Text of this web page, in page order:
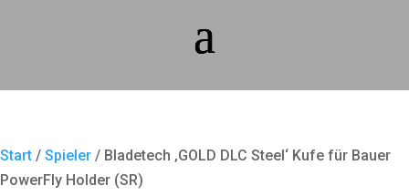
Start / Spieler / Bladetech ‚GOLD DLC Steel‘ Kufe für Bauer
PowerFly Holder (SR)